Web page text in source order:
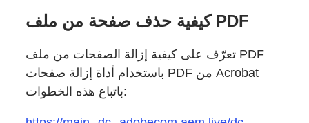
كيفية حذف صفحة من ملف PDF
تعرّف على كيفية إزالة الصفحات من ملف PDF
باستخدام أداة إزالة صفحات PDF من Acrobat
باتباع هذه الخطوات: